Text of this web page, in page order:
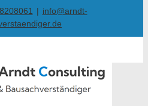
| info@arndt-